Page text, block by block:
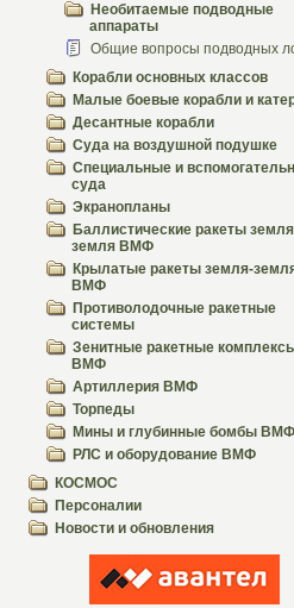
Необитаемые подводные
аппараты
Общие вопросы подводных
Корабли основных классов
Малые боевые корабли и
Десантные корабли
Суда на воздушной подушке
Специальные и
суда
Экранопланы
Баллистические ракеты
земля ВМФ
Крылатые ракеты земля-
ВМФ
Противолодочные ракетные
системы
Зенитные ракетные
ВМФ
Артиллерия ВМФ
Торпеды
Мины и глубинные бомбы ВМФ
РЛС и оборудование ВМФ
КОСМОС
Персоналии
Новости и обновления